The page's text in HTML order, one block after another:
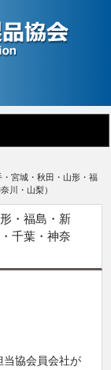
宮城・秋田・山形・福
川・山梨）
・福島・新
千葉・神奈
当協会員会社が